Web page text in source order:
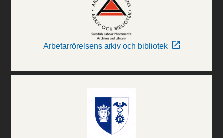
Arbetarrörelsens arkiv och bibliotek